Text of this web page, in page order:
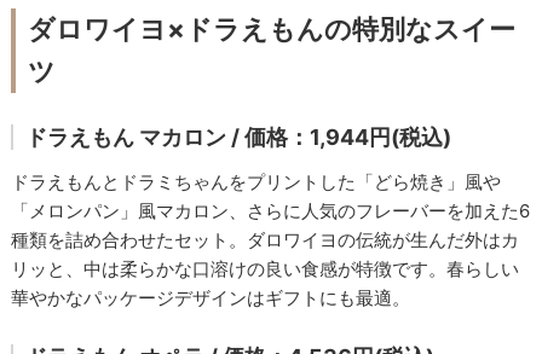
ダロワイヨ×ドラえもんの特別なスイー
ツ
ドラえもん マカロン / 価格：1,944円(税込)
ドラえもんとドラミちゃんをプリントした「どら焼き」風や
「メロンパン」風マカロン、さらに人気のフレーバーを加えた6
種類を詰め合わせたセット。ダロワイヨの伝統が生んだ外はカ
リッと、中は柔らかな口溶けの良い食感が特徴です。春らしい
華やかなパッケージデザインはギフトにも最適。